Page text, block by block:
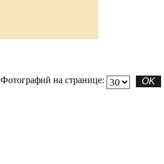
Фотографий на странице: